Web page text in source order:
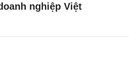
nghiệp Việt